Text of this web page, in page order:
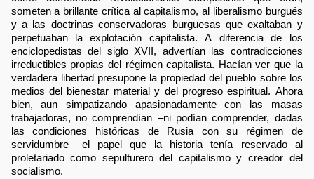
someten a brillante crítica al capitalismo, al liberalismo burgués
y a las doctrinas conservadoras burguesas que exaltaban y
perpetuaban la explotación capitalista. A diferencia de los
enciclopedistas del siglo XVII, advertían las contradicciones
irreductibles propias del régimen capitalista. Hacían ver que la
verdadera libertad presupone la propiedad del pueblo sobre los
medios del bienestar material y del progreso espiritual. Ahora
bien, aun simpatizando apasionadamente con las masas
trabajadoras, no comprendían –ni podían comprender, dadas
las condiciones históricas de Rusia con su régimen de
servidumbre– el papel que la historia tenía reservado al
proletariado como sepulturero del capitalismo y creador del
socialismo.